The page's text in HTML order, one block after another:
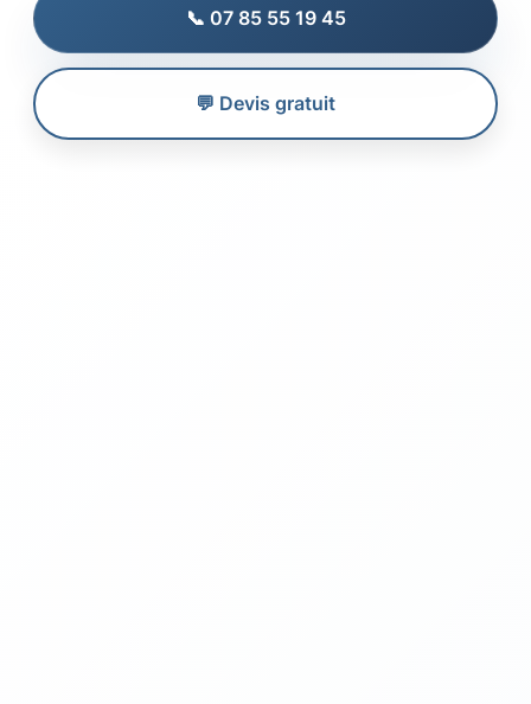
📞 07 85 55 19 45
💬 Devis gratuit